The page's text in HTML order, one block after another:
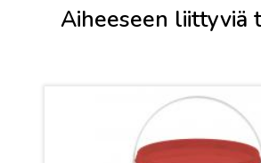
Aiheeseen liittyviä